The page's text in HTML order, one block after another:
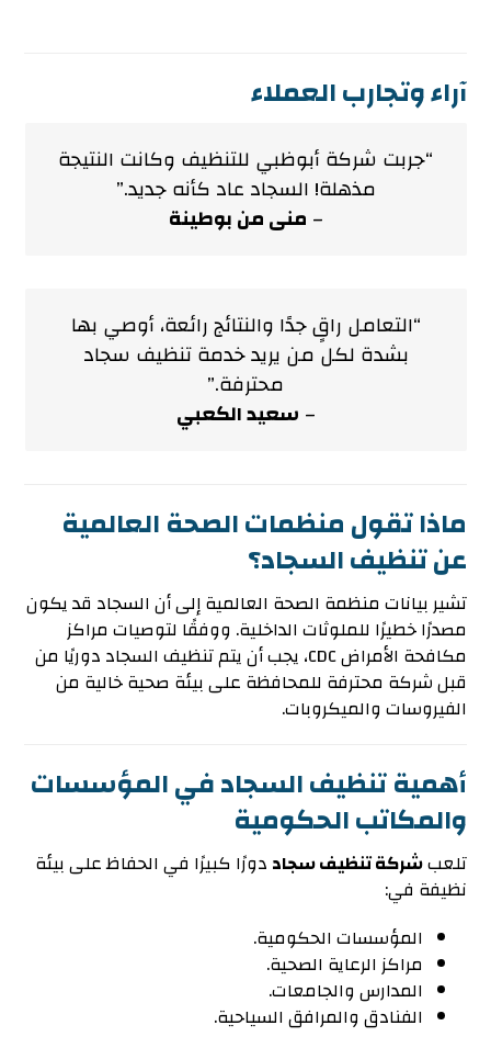
آراء وتجارب العملاء
“جربت شركة أبوظبي للتنظيف وكانت النتيجة
مذهلة! السجاد عاد كأنه جديد.”
– منى من بوطينة
“التعامل راقٍ جدًا والنتائج رائعة، أوصي بها
بشدة لكل من يريد خدمة تنظيف سجاد
محترفة.”
– سعيد الكعبي
ماذا تقول منظمات الصحة العالمية
عن تنظيف السجاد؟
تشير بيانات منظمة الصحة العالمية إلى أن السجاد قد يكون
مصدرًا خطيرًا للملوثات الداخلية. ووفقًا لتوصيات مراكز
مكافحة الأمراض CDC، يجب أن يتم تنظيف السجاد دوريًا من
قبل شركة محترفة للمحافظة على بيئة صحية خالية من
الفيروسات والميكروبات.
أهمية تنظيف السجاد في المؤسسات
والمكاتب الحكومية
تلعبشركة تنظيف سجاد دورًا كبيرًا في الحفاظ على بيئة
نظيفة في:
المؤسسات الحكومية.
مراكز الرعاية الصحية.
المدارس والجامعات.
الفنادق والمرافق السياحية.